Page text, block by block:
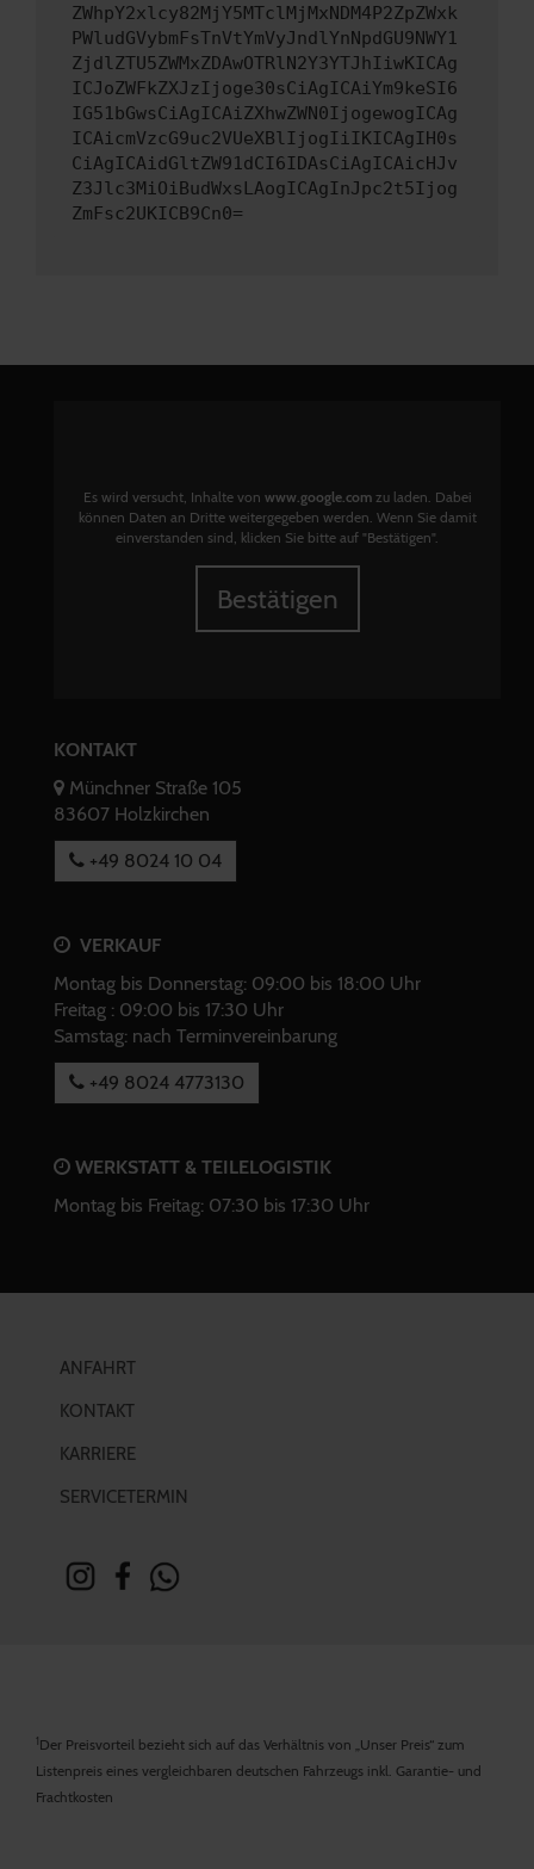
ZWhpY2xlcy82MjY5MTclMjMxNDM4P2ZpZWxk
PWludGVybmFsTnVtYmVyJndlYnNpdGU9NWY1
ZjdlZTU5ZWMxZDAwOTRlN2Y3YTJhIiwKICAg
ICJoZWFkZXJzIjoge30sCiAgICAiYm9keSI6
IG51bGwsCiAgICAiZXhwZWN0IjogewogICAg
ICAicmVzcG9uc2VUeXBlIjogIiIKICAgIH0s
CiAgICAidGltZW91dCI6IDAsCiAgICAicHJv
Z3Jlc3MiOiBudWxsLAogICAgInJpc2t5Ijog
ZmFsc2UKICB9Cn0=
Es wird versucht, Inhalte von www.google.comzu laden. Dabei
können Daten an Dritte weitergegeben werden. Wenn Sie damit
einverstanden sind, klicken Sie bitte auf "Bestätigen".
Bestätigen
KONTAKT
Münchner Straße 105
83607 Holzkirchen
+49 8024 10 04
VERKAUF
Montag bis Donnerstag: 09:00 bis 18:00 Uhr
Freitag : 09:00 bis 17:30 Uhr
Samstag: nach Terminvereinbarung
+49 8024 4773130
WERKSTATT & TEILELOGISTIK
Montag bis Freitag: 07:30 bis 17:30 Uhr
ANFAHRT
KONTAKT
KARRIERE
SERVICETERMIN
1Der Preisvorteil bezieht sich auf das Verhältnis von „Unser Preis“ zum
Listenpreis eines vergleichbaren deutschen Fahrzeugs inkl. Garantie- und
Frachtkosten